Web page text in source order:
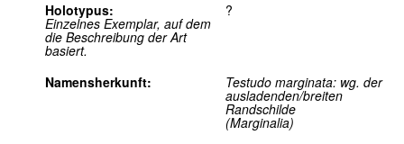
Holotypus:
Einzelnes Exemplar, auf dem
die Beschreibung der Art
basiert.
?
Namensherkunft: Testudo marginata: wg. der
ausladenden/breiten
Randschilde
(Marginalia)